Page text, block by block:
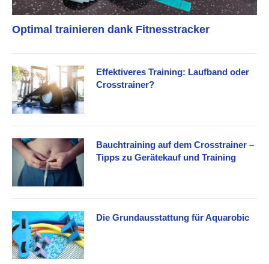
Optimal trainieren dank Fitnesstracker
Effektiveres Training: Laufband oder
Crosstrainer?
Bauchtraining auf dem Crosstrainer –
Tipps zu Gerätekauf und Training
Die Grundausstattung für Aquarobic